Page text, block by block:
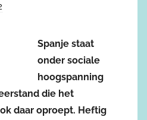
Spanje staat
onder sociale
hoogspanning
die het
daar oproept. Heftig